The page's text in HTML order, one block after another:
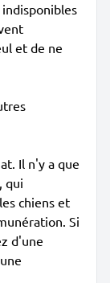
et de ne
Il n'y a que
qui
chiens et
Si
d'une